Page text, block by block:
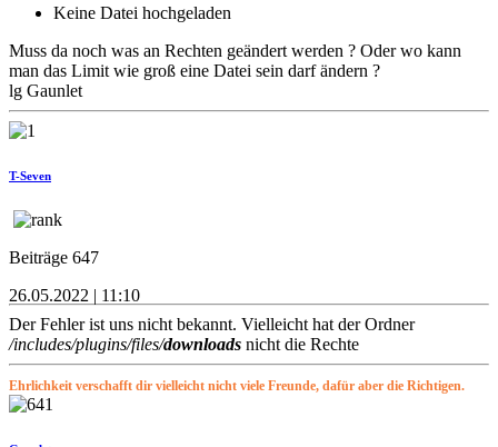
Keine Datei hochgeladen
Muss da noch was an Rechten geändert werden ? Oder wo kann
man das Limit wie groß eine Datei sein darf ändern ?
lg Gaunlet
T-Seven
Beiträge 647
26.05.2022 | 11:10
Der Fehler ist uns nicht bekannt. Vielleicht hat der Ordner
/includes/plugins/files/downloads nicht die Rechte
Ehrlichkeit verschafft dir vielleicht nicht viele Freunde, dafür aber die Richtigen.